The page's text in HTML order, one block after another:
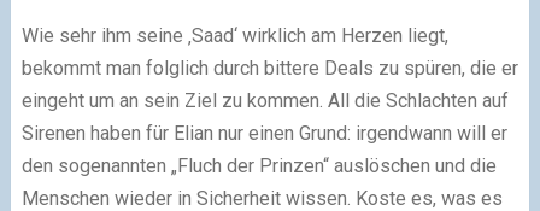
Wie sehr ihm seine ‚Saad‘ wirklich am Herzen liegt,
bekommt man folglich durch bittere Deals zu spüren, die er
eingeht um an sein Ziel zu kommen. All die Schlachten auf
Sirenen haben für Elian nur einen Grund: irgendwann will er
den sogenannten „Fluch der Prinzen“ auslöschen und die
Menschen wieder in Sicherheit wissen. Koste es, was es